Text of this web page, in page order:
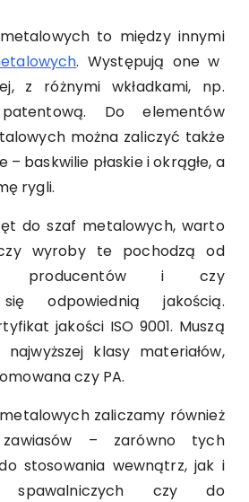
to między innymi
. Występują one w
z różnymi wkładkami, np.
Do elementów
można zaliczyć także
– baskwilie płaskie i okrągłe, a
rygli.
do szaf metalowych, warto
wyroby te pochodzą od
producentów i czy
odpowiednią jakością.
jakości ISO 9001. Muszą
klasy materiałów,
czy PA.
zaliczamy również
– zarówno tych
stosowania wewnątrz, jak i
spawalniczych czy do